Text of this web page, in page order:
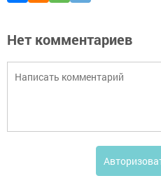
Нет комментариев